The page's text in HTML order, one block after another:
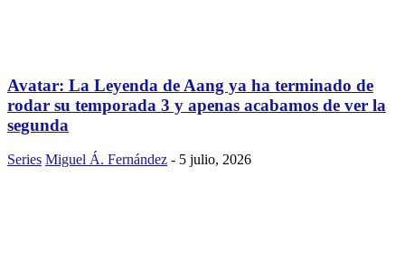
Avatar: La Leyenda de Aang ya ha terminado de
rodar su temporada 3 y apenas acabamos de ver la
segunda
Series Miguel Á. Fernández - 5 julio, 2026